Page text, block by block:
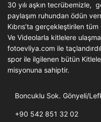
30 yılı aşkın tecrübemizle,
paylaşım ruhundan ödün
Kıbrıs’ta gerçekleştirilen
Ve Videolarla kitlelere
fotoevliya.com ile
spor ile ilgilenen bütün
misyonuna sahiptir.
Boncuklu Sok. Gönyeli/
+90 542 851 32 02